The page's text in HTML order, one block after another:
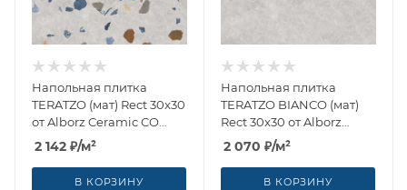
Напольная плитка
TERATZO (мат) Rect 30x30
от Alborz Ceramic CO
(Иран)
2 142 ₽/м²
В КОРЗИНУ
Напольная плитка
TERATZO BIANCO (мат)
Rect 30x30 от Alborz
Ceramic CO (Иран)
2 070 ₽/м²
В КОРЗИНУ